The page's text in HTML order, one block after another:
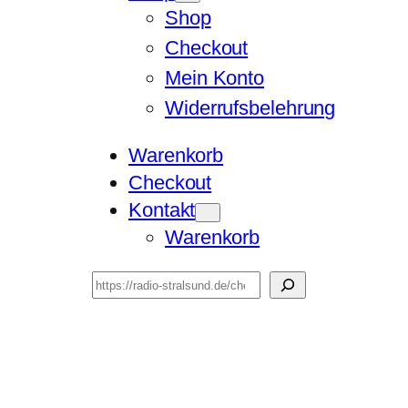
Shop
Checkout
Mein Konto
Widerrufsbelehrung
Warenkorb
Checkout
Kontakt
Warenkorb
Suchen